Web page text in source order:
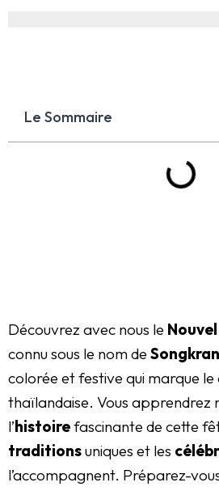
Le Sommaire
Découvrez avec nous le
connu sous le nom de Songkran
colorée et festive qui marque le
thaïlandaise. Vous apprendrez
l’histoirefascinante de cette
traditionsuniques et les
l’accompagnent. Préparez-